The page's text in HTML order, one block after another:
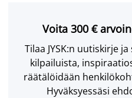
Voita 300 €
Tilaa JYSK:n uutiskirje
kilpailuista,
räätälöidään
Hyväksyessäsi